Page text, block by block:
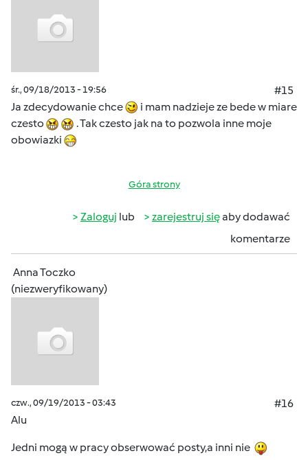
śr., 09/18/2013 - 19:56
#15
Ja zdecydowanie chce
i mam nadzieje ze bede w miare
czesto
. Tak czesto jak na to pozwola inne moje
obowiazki
Góra strony
Zaloguj lub zarejestruj sięaby dodawać
komentarze
Anna Toczko
(niezweryfikowany)
czw., 09/19/2013 - 03:43
#16
Alu
Jedni mogą w pracy obserwować posty,a inni nie